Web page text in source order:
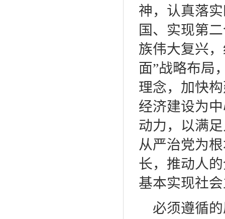
神，认真落
国、实现第
族伟大复兴
面”战略布局
理念，加快
经济建设为
动力，以满
从严治党为
长，推动人
基本实现社
必须遵循